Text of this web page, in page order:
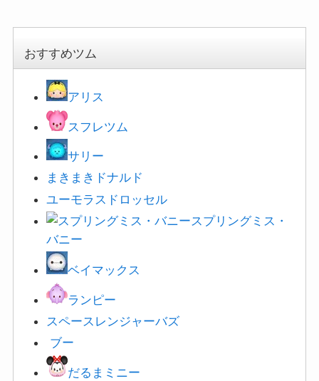
おすすめツム
アリス
スフレツム
サリー
まきまきドナルド
ユーモラスドロッセル
スプリングミス・
バニー
ベイマックス
ランピー
スペースレンジャーバズ
ブー
だるまミニー